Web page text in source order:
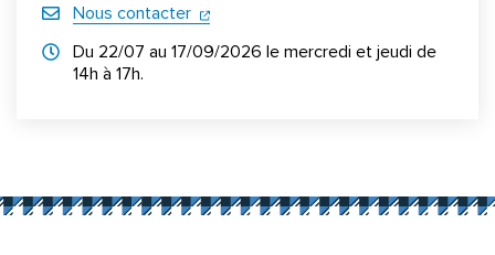
Nous contacter
(ouverture dans un nouvel onglet)
Horraires d'ouverture
Du 22/07 au 17/09/2026 le mercredi et jeudi de
14h à 17h.